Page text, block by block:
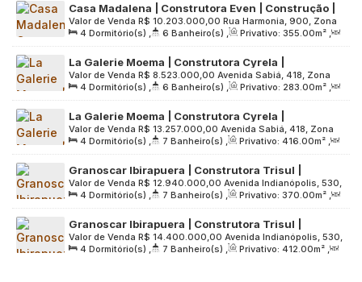
Terreno: 2120.00m²
Casa Madalena | Construtora Even | Construção |
355 metros | 04 suítes | hall privativo | office
privativo | 04 vagas
R$ 10.203.000,00
Valor de Venda
Rua Harmonia, 900, Zona
Oeste, 05435-001, Sumarezinho, São Paulo, São Paulo,
Brasil
4 Dormitório(s) , 6 Banheiro(s) , Privativo: 355.00m² ,
2 Sala(s) , 4 Suíte(s) , 4 Vaga(s) , Útil: 355.00m² ,
Terreno: 4292.00m²
La Galerie Moema | Construtora Cyrela |
Construção | 283 metros | 04 suítes | 03 vagas
R$ 8.523.000,00
Valor de Venda
Avenida Sabiá, 418, Zona
Sul, 04515-000, Indianópolis, São Paulo, São Paulo, Brasil
4 Dormitório(s) , 6 Banheiro(s) , Privativo: 283.00m² ,
2 Sala(s) , 4 Suíte(s) , 3 Vaga(s) , Útil: 283.00m² ,
Terreno: 4220.00m²
La Galerie Moema | Construtora Cyrela |
Construção | 416 metros | 04 suítes | 04 vagas
R$ 13.257.000,00
Valor de Venda
Avenida Sabiá, 418, Zona
Sul, 04515-000, Indianópolis, São Paulo, São Paulo, Brasil
4 Dormitório(s) , 7 Banheiro(s) , Privativo: 416.00m² ,
2 Sala(s) , 4 Suíte(s) , 4 Vaga(s) , Útil: 416.00m² ,
Terreno: 4220.00m²
Granoscar Ibirapuera | Construtora Trisul |
Lançamento | 370 metros | 04 suítes | hall
privativo | 04 vagas
R$ 12.940.000,00
Valor de Venda
Avenida Indianópolis, 530,
Zona Sul, 04062-001, Indianópolis, São Paulo, São Paulo,
Brasil
4 Dormitório(s) , 7 Banheiro(s) , Privativo: 370.00m² ,
2 Sala(s) , 4 Suíte(s) , 4 Vaga(s) , Útil: 370.00m² ,
Terreno: 6289.00m²
Granoscar Ibirapuera | Construtora Trisul |
Lançamento | 412 metros | 04 suítes | hall privativo
| 04 vagas
R$ 14.400.000,00
Valor de Venda
Avenida Indianópolis, 530,
Zona Sul, 04062-001, Indianópolis, São Paulo, São Paulo,
4 Dormitório(s) , 7 Banheiro(s) , Privativo: 412.00m² ,